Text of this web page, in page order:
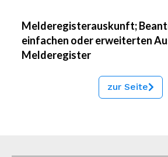
Melderegisterauskunft;
einfachen oder erweiterten
Melderegister
zur Seite